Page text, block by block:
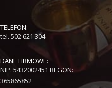
TELEFON:
tel. 502 621 304
DANE FIRMOWE:
NIP: 5432002451 REGON:
365865852